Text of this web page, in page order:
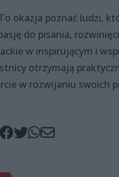
okazja poznać ludzi,
do pisania,
w inspirującym i
otrzymają
w rozwijaniu swoich